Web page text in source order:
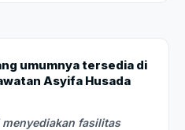
umumnya tersedia di
Asyifa Husada
fasilitas